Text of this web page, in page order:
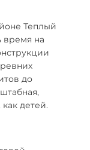
Теплый
время на
до
детей.